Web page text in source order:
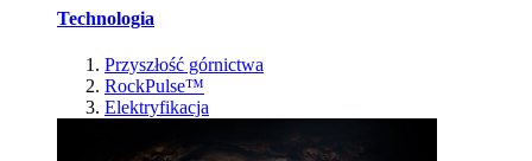
Technologia
Przyszłość górnictwa
RockPulse™
Elektryfikacja